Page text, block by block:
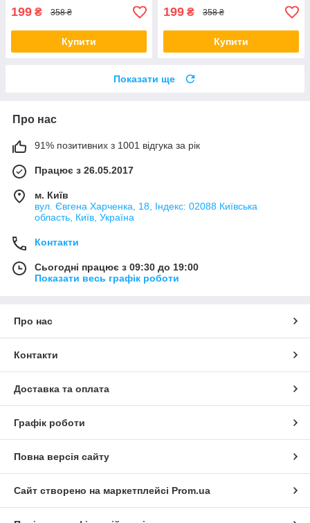
199 ₴ 358 ₴
Купити
199 ₴ 358 ₴
Купити
Показати ще
Про нас
91% позитивних з 1001 відгука за рік
Працює з 26.05.2017
м. Київ
вул. Євгена Харченка, 18, Індекс: 02088 Київська
область, Київ, Україна
Контакти
Сьогодні працює з 09:30 до 19:00
Показати весь графік роботи
Про нас
Контакти
Доставка та оплата
Графік роботи
Повна версія сайту
Сайт створено на маркетплейсі Prom.ua